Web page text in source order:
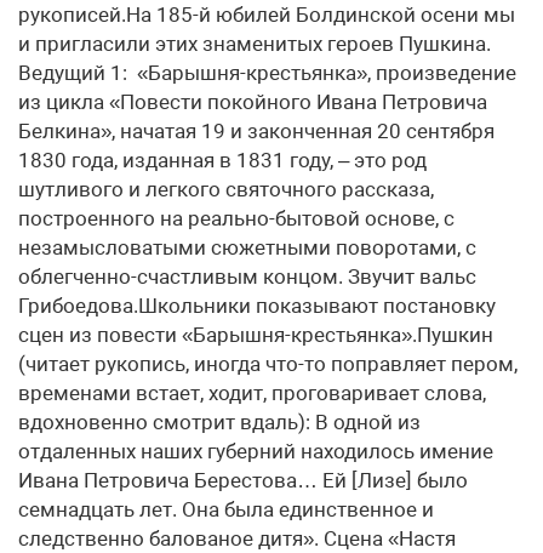
рукописей.На 185-й юбилей Болдинской осени мы
и пригласили этих знаменитых героев Пушкина.
Ведущий 1: «Барышня-крестьянка», произведение
из цикла «Повести покойного Ивана Петровича
Белкина», начатая 19 и законченная 20 сентября
1830 года, изданная в 1831 году, – это род
шутливого и легкого святочного рассказа,
построенного на реально-бытовой основе, с
незамысловатыми сюжетными поворотами, с
облегченно-счастливым концом. Звучит вальс
Грибоедова.Школьники показывают постановку
сцен из повести «Барышня-крестьянка».Пушкин
(читает рукопись, иногда что-то поправляет пером,
временами встает, ходит, проговаривает слова,
вдохновенно смотрит вдаль): В одной из
отдаленных наших губерний находилось имение
Ивана Петровича Берестова… Ей [Лизе] было
семнадцать лет. Она была единственное и
следственно балованое дитя». Сцена «Настя